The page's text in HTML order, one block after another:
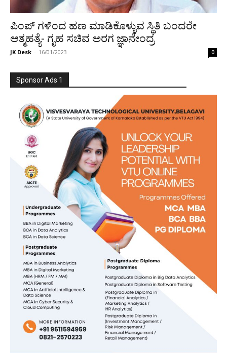
ಪಿಂಪ್ ಗಳಿಂದ ಹಣ ಮಾಡಿಕೊಳ್ಳುವ ಸ್ಥಿತಿ ಬಂದರೇ
ಆತ್ಮಹತ್ಯೆ- ಗೃಹ ಸಚಿವ ಅರಗ ಜ್ಞಾನೇಂದ್ರ
JK Desk - 16/01/2023 0
Sponsor Ads 1